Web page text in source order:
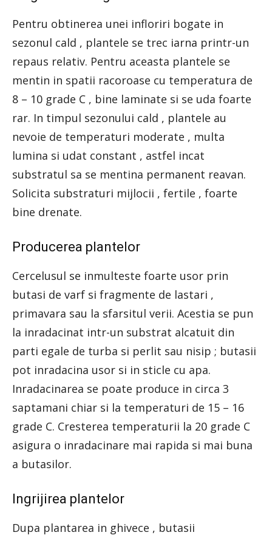
Pentru obtinerea unei infloriri bogate in
sezonul cald , plantele se trec iarna printr-un
repaus relativ. Pentru aceasta plantele se
mentin in spatii racoroase cu temperatura de
8 – 10 grade C , bine laminate si se uda foarte
rar. In timpul sezonului cald , plantele au
nevoie de temperaturi moderate , multa
lumina si udat constant , astfel incat
substratul sa se mentina permanent reavan.
Solicita substraturi mijlocii , fertile , foarte
bine drenate.
Producerea plantelor
Cercelusul se inmulteste foarte usor prin
butasi de varf si fragmente de lastari ,
primavara sau la sfarsitul verii. Acestia se pun
la inradacinat intr-un substrat alcatuit din
parti egale de turba si perlit sau nisip ; butasii
pot inradacina usor si in sticle cu apa.
Inradacinarea se poate produce in circa 3
saptamani chiar si la temperaturi de 15 – 16
grade C. Cresterea temperaturii la 20 grade C
asigura o inradacinare mai rapida si mai buna
a butasilor.
Ingrijirea plantelor
Dupa plantarea in ghivece , butasii